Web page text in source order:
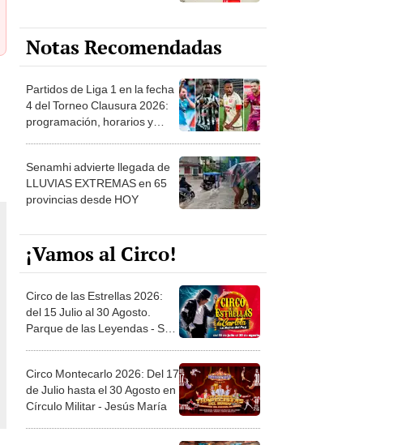
Notas Recomendadas
Partidos de Liga 1 en la fecha
4 del Torneo Clausura 2026:
programación, horarios y
Senamhi advierte llegada de
LLUVIAS EXTREMAS en 65
provincias desde HOY
¡Vamos al Circo!
Circo de las Estrellas 2026:
del 15 Julio al 30 Agosto.
Parque de las Leyendas - San
Circo Montecarlo 2026: Del 17
de Julio hasta el 30 Agosto en
Círculo Militar - Jesús María